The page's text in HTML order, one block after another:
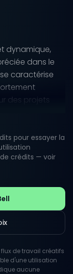
dynamique,
dans le
caractérise
des projets
comme
voix off
ou de
de la
divers médias,
de
pour essayer la
crédits — voir
de travail créatifs
d'une utilisation
aucune